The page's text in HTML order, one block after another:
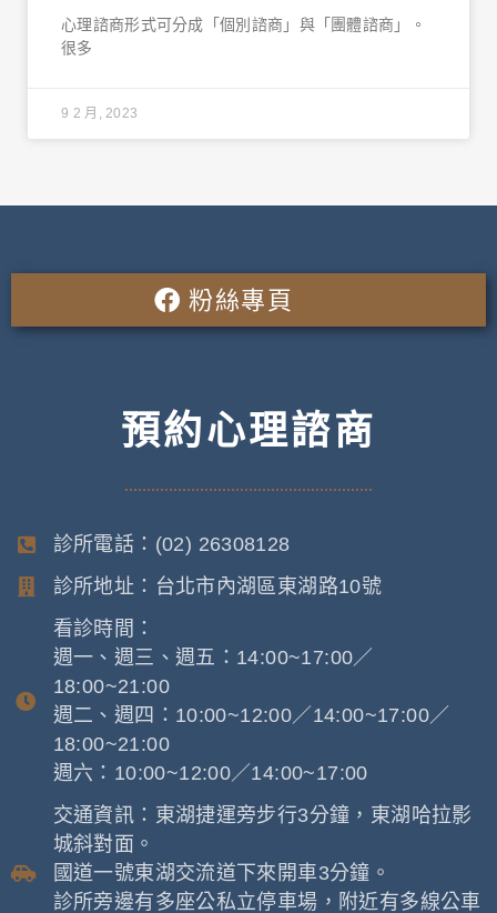
心理諮商形式可分成「個別諮商」與「團體諮商」。
很多
9 2 月, 2023
粉絲專頁
預約心理諮商
診所電話：(02) 26308128
診所地址：台北市內湖區東湖路10號
看診時間：
週一、週三、週五：14:00~17:00／
18:00~21:00
週二、週四：10:00~12:00／14:00~17:00／
18:00~21:00
週六：10:00~12:00／14:00~17:00
交通資訊：東湖捷運旁步行3分鐘，東湖哈拉影
城斜對面。
國道一號東湖交流道下來開車3分鐘。
診所旁邊有多座公私立停車場，附近有多線公車